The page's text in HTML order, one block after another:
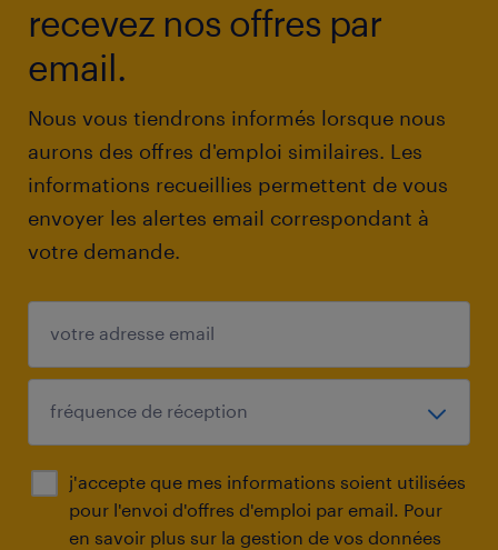
recevez nos offres par
email.
Nous vous tiendrons informés lorsque nous
aurons des offres d'emploi similaires. Les
informations recueillies permettent de vous
envoyer les alertes email correspondant à
votre demande.
j'accepte que mes informations soient utilisées
pour l'envoi d'offres d'emploi par email. Pour
en savoir plus sur la gestion de vos données